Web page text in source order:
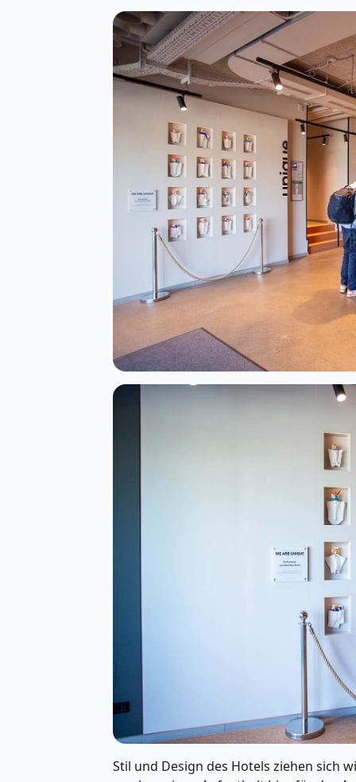
Stil und Design des Hotels ziehen sich